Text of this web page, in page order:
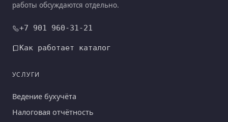
работы обсуждаются отдельно.
+7 901 960-31-21
Как работает каталог
УСЛУГИ
Ведение бухучёта
Налоговая отчётность